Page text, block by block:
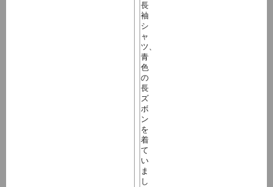
長
袖
シ
ャ
ツ、
青
色
の
長
ズ
ボ
ン
を
着
て
い
ま
し